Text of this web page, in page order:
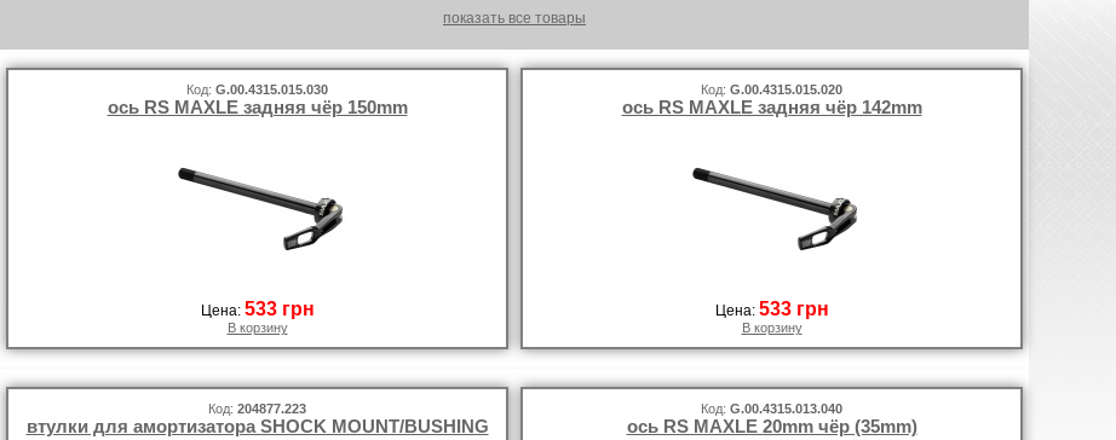
показать все товары
Код: G.00.4315.015.030
ось RS MAXLE задняя чёр 150mm
Цена: 533 грн
В корзину
Код: G.00.4315.015.020
ось RS MAXLE задняя чёр 142mm
Цена: 533 грн
В корзину
Код: 204877.223
втулки для амортизатора SHOCK MOUNT/BUSHING
Код: G.00.4315.013.040
ось RS MAXLE 20mm чёр (35mm)